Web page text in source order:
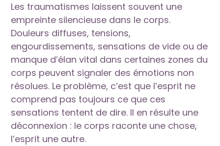
Les traumatismes laissent souvent une
empreinte silencieuse dans le corps.
Douleurs diffuses, tensions,
engourdissements, sensations de vide ou de
manque d’élan vital dans certaines zones du
corps peuvent signaler des émotions non
résolues. Le problème, c’est que l’esprit ne
comprend pas toujours ce que ces
sensations tentent de dire. Il en résulte une
déconnexion : le corps raconte une chose,
l’esprit une autre.